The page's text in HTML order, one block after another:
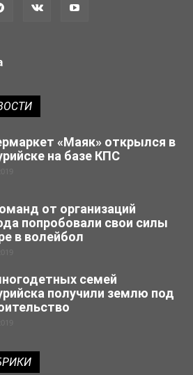
«Маяк» открылся в
на базе КПС
от организаций
попробовали свои силы
в волейбол
семей
получили землю под